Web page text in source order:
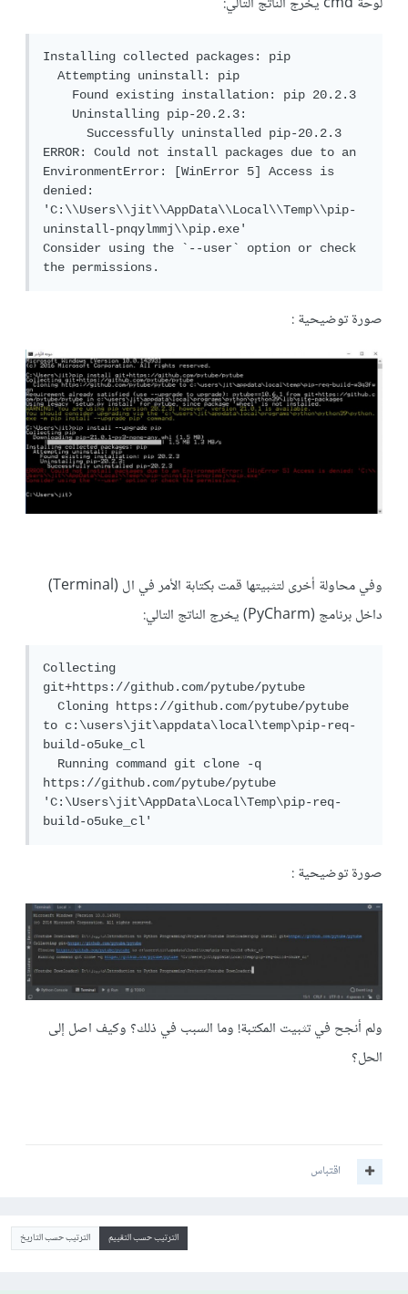
Installing collected packages: pip
  Attempting uninstall: pip
    Found existing installation: pip 20.2.3
    Uninstalling pip-20.2.3:
      Successfully uninstalled pip-20.2.3
ERROR: Could not install packages due to an
EnvironmentError: [WinError 5] Access is
denied:
'C:\\Users\\jit\\AppData\\Local\\Temp\\pip-
uninstall-pnqylmmj\\pip.exe'
Consider using the `--user` option or check
the permissions.
صورة توضيحية :
وفي محاولة أخرى لتثبيتها قمت بكتابة الأمر في ال (Terminal)
داخل برنامج (PyCharm) يخرج الناتج التالي:
Collecting
git+https://github.com/pytube/pytube
  Cloning https://github.com/pytube/pytube
to c:\users\jit\appdata\local\temp\pip-req-
build-o5uke_cl
  Running command git clone -q
https://github.com/pytube/pytube
'C:\Users\jit\AppData\Local\Temp\pip-req-
صورة توضيحية :
ولم أنجح في تثبيت المكتبة! وما السبب في ذلك؟ وكيف اصل إلى
الحل؟
اقتباس
الترتيب حسب التقييم الترتيب حسب التاريخ